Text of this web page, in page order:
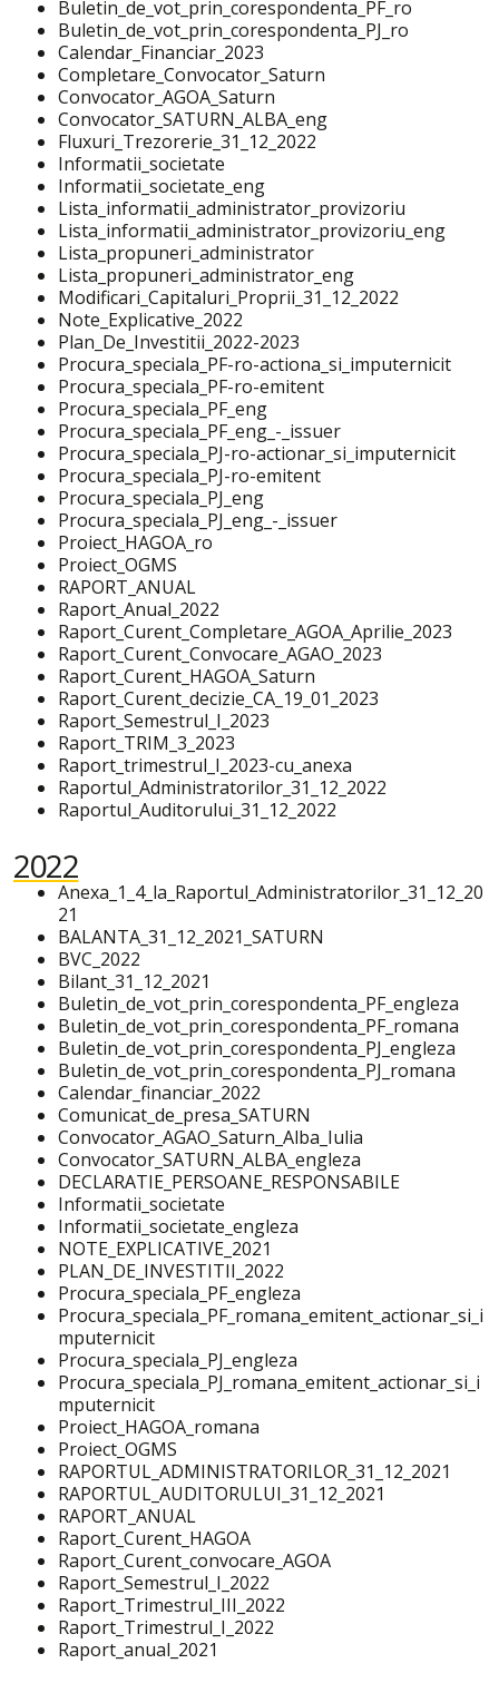
Buletin_de_vot_prin_corespondenta_PF_ro
Buletin_de_vot_prin_corespondenta_PJ_ro
Calendar_Financiar_2023
Completare_Convocator_Saturn
Convocator_AGOA_Saturn
Convocator_SATURN_ALBA_eng
Fluxuri_Trezorerie_31_12_2022
Informatii_societate
Informatii_societate_eng
Lista_informatii_administrator_provizoriu
Lista_informatii_administrator_provizoriu_eng
Lista_propuneri_administrator
Lista_propuneri_administrator_eng
Modificari_Capitaluri_Proprii_31_12_2022
Note_Explicative_2022
Plan_De_Investitii_2022-2023
Procura_speciala_PF-ro-actiona_si_imputernicit
Procura_speciala_PF-ro-emitent
Procura_speciala_PF_eng
Procura_speciala_PF_eng_-_issuer
Procura_speciala_PJ-ro-actionar_si_imputernicit
Procura_speciala_PJ-ro-emitent
Procura_speciala_PJ_eng
Procura_speciala_PJ_eng_-_issuer
Proiect_HAGOA_ro
Proiect_OGMS
RAPORT_ANUAL
Raport_Anual_2022
Raport_Curent_Completare_AGOA_Aprilie_2023
Raport_Curent_Convocare_AGAO_2023
Raport_Curent_HAGOA_Saturn
Raport_Curent_decizie_CA_19_01_2023
Raport_Semestrul_I_2023
Raport_TRIM_3_2023
Raport_trimestrul_I_2023-cu_anexa
Raportul_Administratorilor_31_12_2022
Raportul_Auditorului_31_12_2022
2022
Anexa_1_4_la_Raportul_Administratorilor_31_12_20
21
BALANTA_31_12_2021_SATURN
BVC_2022
Bilant_31_12_2021
Buletin_de_vot_prin_corespondenta_PF_engleza
Buletin_de_vot_prin_corespondenta_PF_romana
Buletin_de_vot_prin_corespondenta_PJ_engleza
Buletin_de_vot_prin_corespondenta_PJ_romana
Calendar_financiar_2022
Comunicat_de_presa_SATURN
Convocator_AGAO_Saturn_Alba_Iulia
Convocator_SATURN_ALBA_engleza
DECLARATIE_PERSOANE_RESPONSABILE
Informatii_societate
Informatii_societate_engleza
NOTE_EXPLICATIVE_2021
PLAN_DE_INVESTITII_2022
Procura_speciala_PF_engleza
Procura_speciala_PF_romana_emitent_actionar_si_i
mputernicit
Procura_speciala_PJ_engleza
Procura_speciala_PJ_romana_emitent_actionar_si_i
mputernicit
Proiect_HAGOA_romana
Proiect_OGMS
RAPORTUL_ADMINISTRATORILOR_31_12_2021
RAPORTUL_AUDITORULUI_31_12_2021
RAPORT_ANUAL
Raport_Curent_HAGOA
Raport_Curent_convocare_AGOA
Raport_Semestrul_I_2022
Raport_Trimestrul_III_2022
Raport_Trimestrul_I_2022
Raport_anual_2021